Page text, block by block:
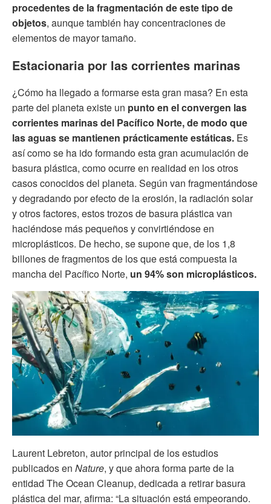
procedentes de la fragmentación de este tipo de
objetos, aunque también hay concentraciones de
elementos de mayor tamaño.
Estacionaria por las corrientes marinas
¿Cómo ha llegado a formarse esta gran masa? En esta
parte del planeta existe un punto en el convergen las
corrientes marinas del Pacífico Norte, de modo que
las aguas se mantienen prácticamente estáticas. Es
así como se ha ido formando esta gran acumulación de
basura plástica, como ocurre en realidad en los otros
casos conocidos del planeta. Según van fragmentándose
y degradando por efecto de la erosión, la radiación solar
y otros factores, estos trozos de basura plástica van
haciéndose más pequeños y convirtiéndose en
microplásticos. De hecho, se supone que, de los 1,8
billones de fragmentos de los que está compuesta la
mancha del Pacífico Norte, un 94% son microplásticos.
Laurent Lebreton, autor principal de los estudios
publicados en Nature, y que ahora forma parte de la
entidad The Ocean Cleanup, dedicada a retirar basura
plástica del mar, afirma: “La situación está empeorando.